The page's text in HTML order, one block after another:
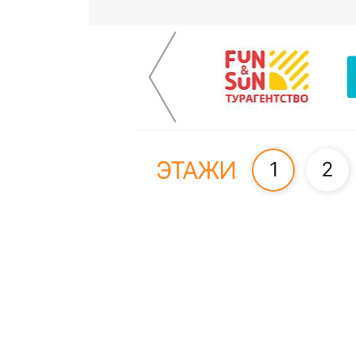
ЭТАЖИ 1 2